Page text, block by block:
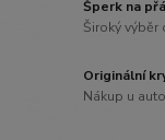
Šperk na
Široký
Originální
Nákup u